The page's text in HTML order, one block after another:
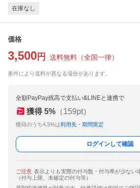
在庫なし
価格
3,500 円 送料無料 （全国一律）
条件により送料が異なる場合があります。
全額PayPay残高で支払い&LINEと連携で
獲得 5% （159pt）
獲得のうち4.5%は利用先・期間限定
ログインして確認
ご注意 表示よりも実際の付与数・付与率が少ない
（付与上限、未確定の付与等）